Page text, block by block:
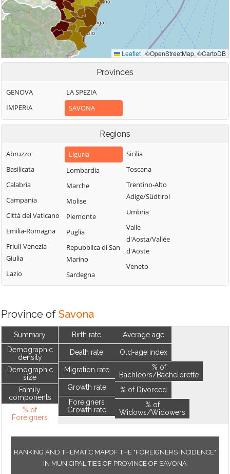
Provinces
GENOVA
IMPERIA
LA SPEZIA
SAVONA
Regions
Abruzzo
Basilicata
Calabria
Campania
Città del Vaticano
Emilia-Romagna
Friuli-Venezia
Giulia
Lazio
Liguria
Lombardia
Marche
Molise
Piemonte
Puglia
Repubblica di San
Marino
Sardegna
Sicilia
Toscana
Trentino-Alto
Adige/Südtirol
Umbria
Valle
d'Aosta/Vallée
d'Aoste
Veneto
Province of Savona
Summary
Demographic
density
Demographic
size
Family
components
% of
Foreigners
Birth rate
Death rate
Migration rate
Growth rate
Foreigners
Growth rate
Average age
Old-age index
% of
Bachleors/Bachelorette
% of Divorced
% of
Widows/Widowers
RANKING AND THEMATIC MAPOF THE "FOREIGNERS INCIDENCE"
IN MUNICIPALITIES OF PROVINCE OF SAVONA